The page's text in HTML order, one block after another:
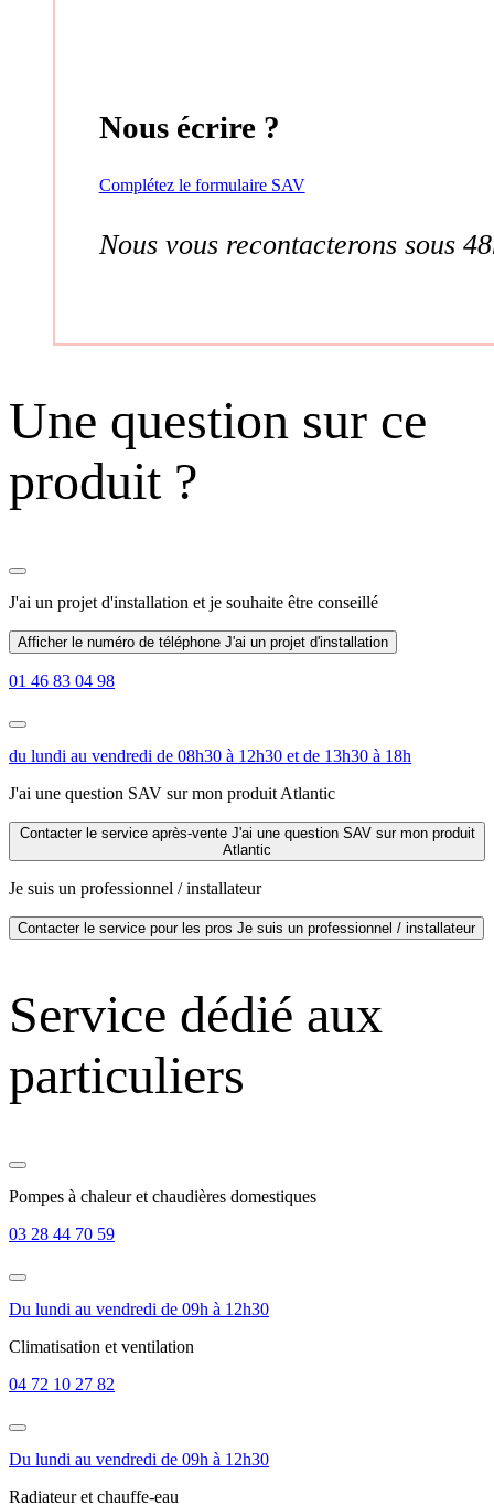
Nous écrire ?
Complétez le formulaire SAV
Nous vous recontacterons sous
Une question sur ce
produit ?
J'ai un projet d'installation et je souhaite être conseillé
Afficher le numéro de téléphone J'ai un projet d'installation
01 46 83 04 98
du lundi au vendredi de 08h30 à 12h30 et de 13h30 à 18h
J'ai une question SAV sur mon produit Atlantic
Contacter le service après-vente J'ai une question SAV sur mon produit
Atlantic
Je suis un professionnel / installateur
Contacter le service pour les pros Je suis un professionnel / installateur
Service dédié aux
particuliers
Pompes à chaleur et chaudières domestiques
03 28 44 70 59
Du lundi au vendredi de 09h à 12h30
Climatisation et ventilation
04 72 10 27 82
Du lundi au vendredi de 09h à 12h30
Radiateur et chauffe-eau